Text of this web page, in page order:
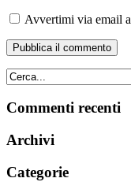
Avvertimi via email
Commenti recenti
Archivi
Categorie